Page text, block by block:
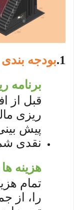
1. بودجه
برنامه
قبل از
ریزی
پیش
نقدی
هزینه
تمام
را، از